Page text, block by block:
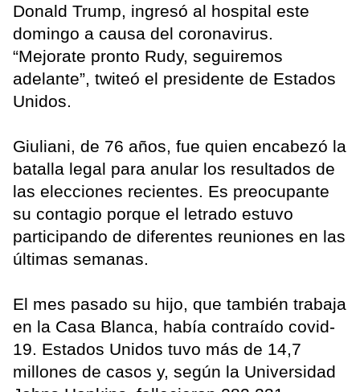
Donald Trump, ingresó al hospital este
domingo a causa del coronavirus.
“Mejorate pronto Rudy, seguiremos
adelante”, twiteó el presidente de Estados
Unidos.
Giuliani, de 76 años, fue quien encabezó la
batalla legal para anular los resultados de
las elecciones recientes. Es preocupante
su contagio porque el letrado estuvo
participando de diferentes reuniones en las
últimas semanas.
El mes pasado su hijo, que también trabaja
en la Casa Blanca, había contraído covid-
19. Estados Unidos tuvo más de 14,7
millones de casos y, según la Universidad